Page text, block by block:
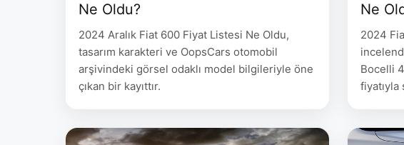
Ne Oldu?
2024 Aralık Fiat 600 Fiyat Listesi Ne Oldu,
tasarım karakteri ve OopsCars otomobil
arşivindeki görsel odaklı model bilgileriyle öne
çıkan bir kayıttır.
Ne
2024
Bocelli
fiyatıyla
Prima